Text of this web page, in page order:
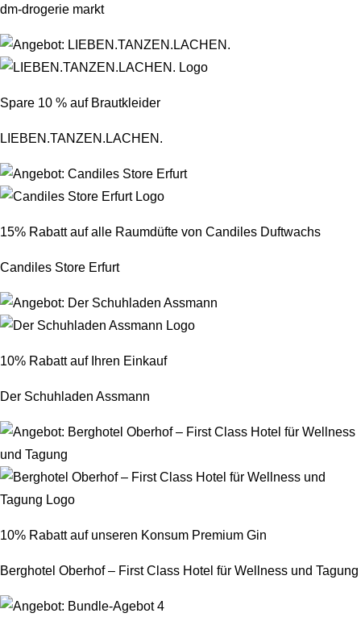
dm-drogerie markt
Spare 10 % auf Brautkleider
LIEBEN.TANZEN.LACHEN.
15% Rabatt auf alle Raumdüfte von Candiles Duftwachs
Candiles Store Erfurt
10% Rabatt auf Ihren Einkauf
Der Schuhladen Assmann
10% Rabatt auf unseren Konsum Premium Gin
Berghotel Oberhof – First Class Hotel für Wellness und Tagung